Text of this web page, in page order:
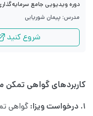
دوره ویدیویی جامع
مدرس: پیمان شوریابی
شروع کنید
کاربردهای گواهی تمکن
۱. درخواست ویزا:
گواهی